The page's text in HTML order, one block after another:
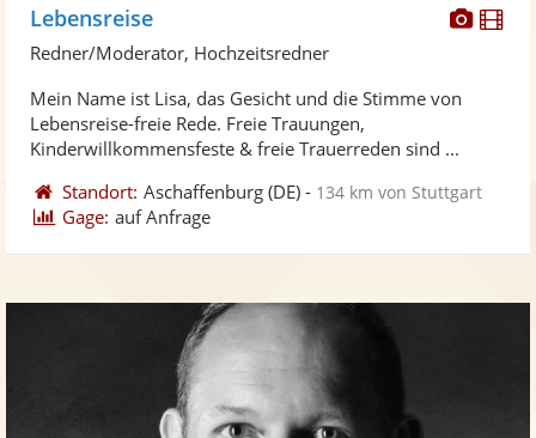
Lebensreise
Redner/Moderator, Hochzeitsredner
Mein Name ist Lisa, das Gesicht und die Stimme von
Lebensreise-freie Rede. Freie Trauungen,
Kinderwillkommensfeste & freie Trauerreden sind ...
Standort: Aschaffenburg (DE) - 134 km von Stuttgart
Gage: auf Anfrage